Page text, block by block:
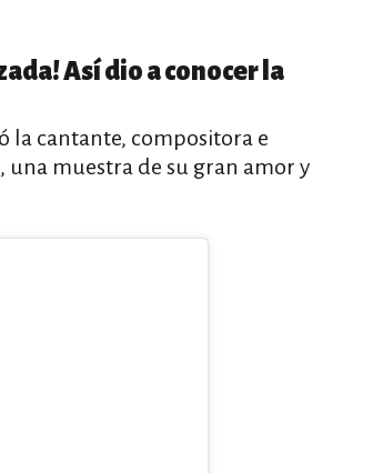
Así dio a conocer la
la cantante, compositora e
una muestra de su gran amor y